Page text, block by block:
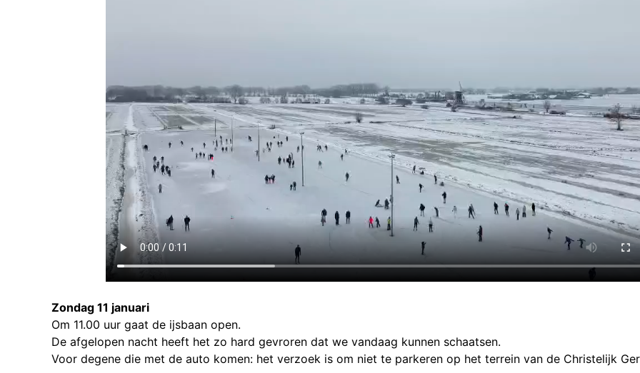
Zondag 11 januari
Om 11.00 uur gaat de ijsbaan open.
De afgelopen nacht heeft het zo hard gevroren dat we vandaag kunnen schaatsen.
Voor degene die met de auto komen: het verzoek is om niet te parkeren op het terrein van de Christelijk